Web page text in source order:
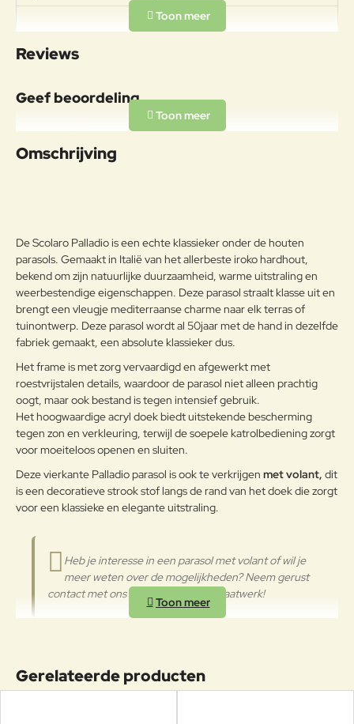
Afmetingen:
Aluminium
Aluminiumlegeringen,
buitengewoon geschikt voor de
Aluminium
Om het product lange tijd in
uitstekende staat te houden, raden
we aan om het correct en
regelmatig te reinigen. Verricht de
reiniging vaker op plaatsen die
door een grote vochtigheid of een
zeeklimaat worden gekenmerkt.
Het wordt aanbevolen om de
oppervlakken met een zachte doek
en met water of neutrale
reinigingsmiddelen te reinigen. De
langdurige en continue
blootstelling aan intense uv-
straling of aan erg lage
temperaturen kunnen de originele
eigenschappen van de mooie
gekleurde polyestercoating
worden aangetast. We raden aan
in de winter te reinigen en op een
beschermde plek op te bergen of
af te dekken met de parasolhoes.
Reviews
Geef beoordeling
Uw naam:
Note:HTML-code wordt niet vertaald!
Waardering:
Waarderin
g:
Slecht
Verder
Omschrijving
De Scolaro Palladio is een echte klassieker onder de houten
parasols. Gemaakt in Italië van het allerbeste iroko hardhout,
bekend om zijn natuurlijke duurzaamheid, warme uitstraling en
weerbestendige eigenschappen. Deze parasol straalt klasse uit en
brengt een vleugje mediterraanse charme naar elk terras of
tuinontwerp. Deze parasol wordt al 50jaar met de hand in dezelfde
fabriek gemaakt, een absolute klassieker dus.
Het frame is met zorg vervaardigd en afgewerkt met
roestvrijstalen details, waardoor de parasol niet alleen prachtig
oogt, maar ook bestand is tegen intensief gebruik.
Het hoogwaardige acryl doek biedt uitstekende bescherming
tegen zon en verkleuring, terwijl de soepele katrolbediening zorgt
voor moeiteloos openen en sluiten.
Deze vierkante Palladio parasol is ook te verkrijgen met volant, dit
is een decoratieve strook stof langs de rand van het doek die zorgt
voor een klassieke en elegante uitstraling.
Heb je interesse in een parasol met volant of wil je
meer weten over de mogelijkheden? Neem gerust
contact met ons op voor advies of maatwerk!
Vierkant verkrijgbaar in vier armetingen:
200x200cm,300x300cm,350x350cmen400x400cm.
Gerelateerde producten